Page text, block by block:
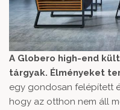
A Globero high-end
tárgyak. Élményeket
egy gondosan felépített
hogy az otthon nem áll